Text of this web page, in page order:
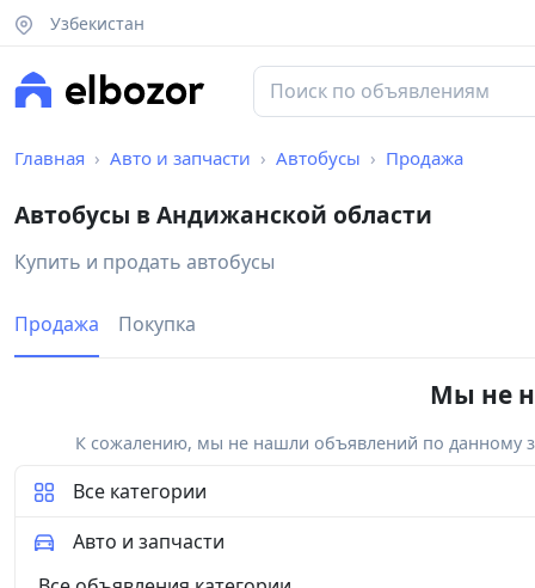
Узбекистан
Главная Авто и запчасти Автобусы Продажа
Автобусы в Андижанской области
Купить и продать автобусы
Продажа Покупка
Мы не
К сожалению, мы не нашли объявлений по данному
Все категории
Авто и запчасти